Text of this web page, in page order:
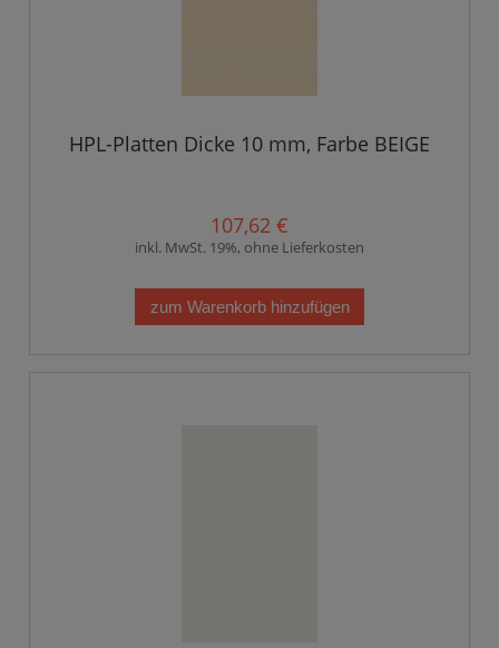
HPL-Platten Dicke 10 mm, Farbe BEIGE
107,62 €
inkl. MwSt. 19%, ohne Lieferkosten
zum Warenkorb hinzufügen